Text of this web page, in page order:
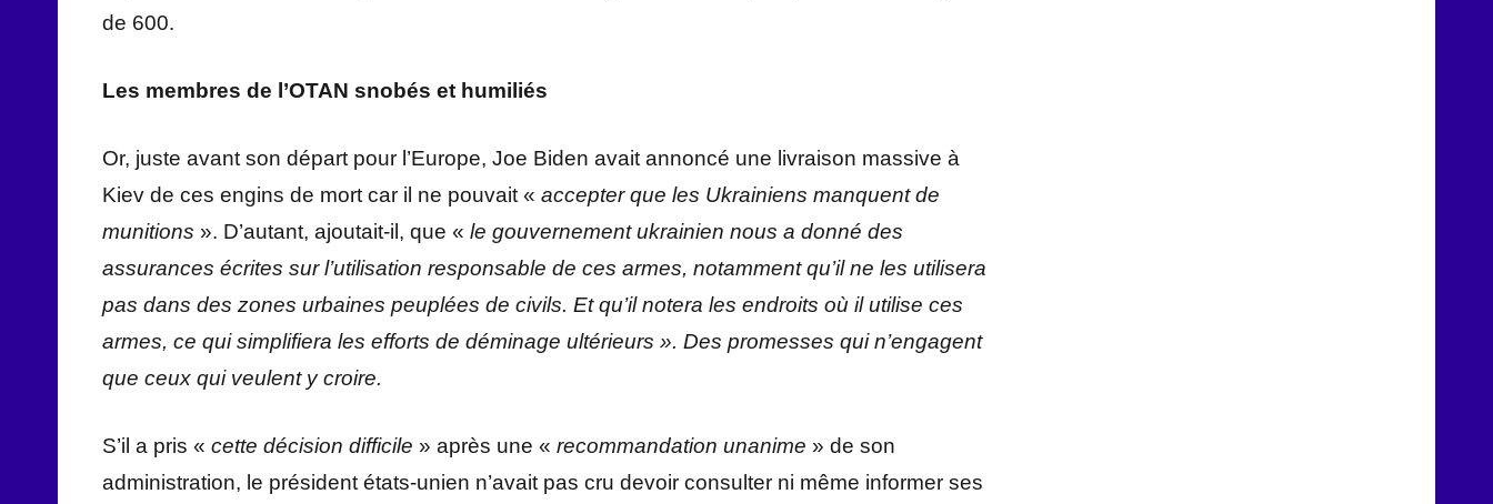
de 600.
Les membres de l’OTAN snobés et humiliés
Or, juste avant son départ pour l’Europe, Joe Biden avait annoncé une livraison massive à
Kiev de ces engins de mort car il ne pouvait « accepter que les Ukrainiens manquent de
munitions ». D’autant, ajoutait-il, que « le gouvernement ukrainien nous a donné des
assurances écrites sur l’utilisation responsable de ces armes, notamment qu’il ne les utilisera
pas dans des zones urbaines peuplées de civils. Et qu’il notera les endroits où il utilise ces
armes, ce qui simplifiera les efforts de déminage ultérieurs ». Des promesses qui n’engagent
que ceux qui veulent y croire.
S’il a pris « cette décision difficile » après une « recommandation unanime » de son
administration, le président états-unien n’avait pas cru devoir consulter ni même informer ses